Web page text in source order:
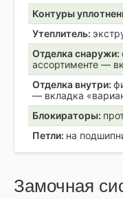
Контуры
Утеплитель:
Отделка снаружи:
ассортименте —
Отделка внутри:
— вкладка
Блокираторы:
Петли: на
Замочная